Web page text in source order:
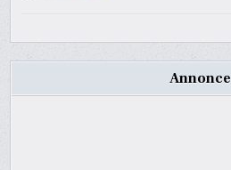
Annonce